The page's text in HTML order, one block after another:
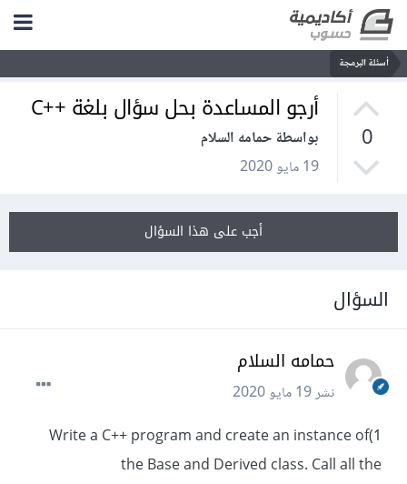
أسئلة البرمجة
0
أرجو المساعدة بحل سؤال بلغة ++C
بواسطة حمامه السلام
19 مايو 2020
أجب على هذا السؤال
السؤال
حمامه السلام
نشر19 مايو 2020
1)Write a C++ program and create an instance of
the Base and Derived class. Call all the